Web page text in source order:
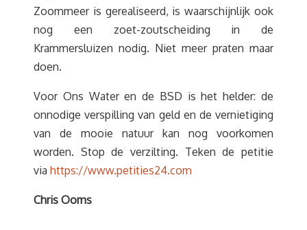
Zoommeer is gerealiseerd, is waarschijnlijk ook
nog een zoet-zoutscheiding in de
Krammersluizen nodig. Niet meer praten maar
doen.
Voor Ons Water en de BSD is het helder: de
onnodige verspilling van geld en de vernietiging
van de mooie natuur kan nog voorkomen
worden. Stop de verzilting. Teken de petitie
via https://www.petities24.com
Chris Ooms